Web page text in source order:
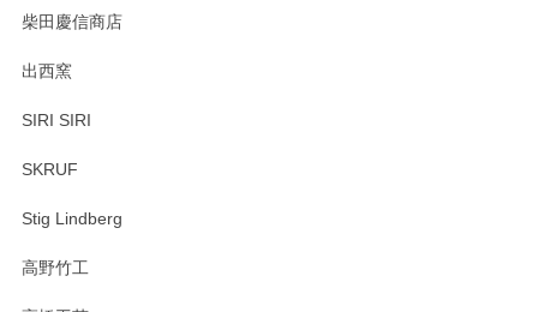
柴田慶信商店
出西窯
SIRI SIRI
SKRUF
Stig Lindberg
高野竹工